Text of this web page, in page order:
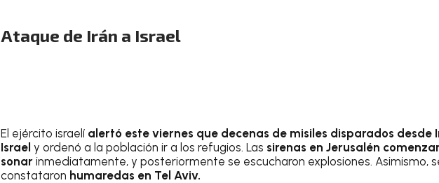
Ataque de Irán a Israel
El ejército israelí alertó este viernes que decenas de misiles disparados desde
Israel y ordenó a la población ir a los refugios. Las sirenas en Jerusalén
sonar inmediatamente, y posteriormente se escucharon explosiones. Asimismo,
constataron humaredas en Tel Aviv.